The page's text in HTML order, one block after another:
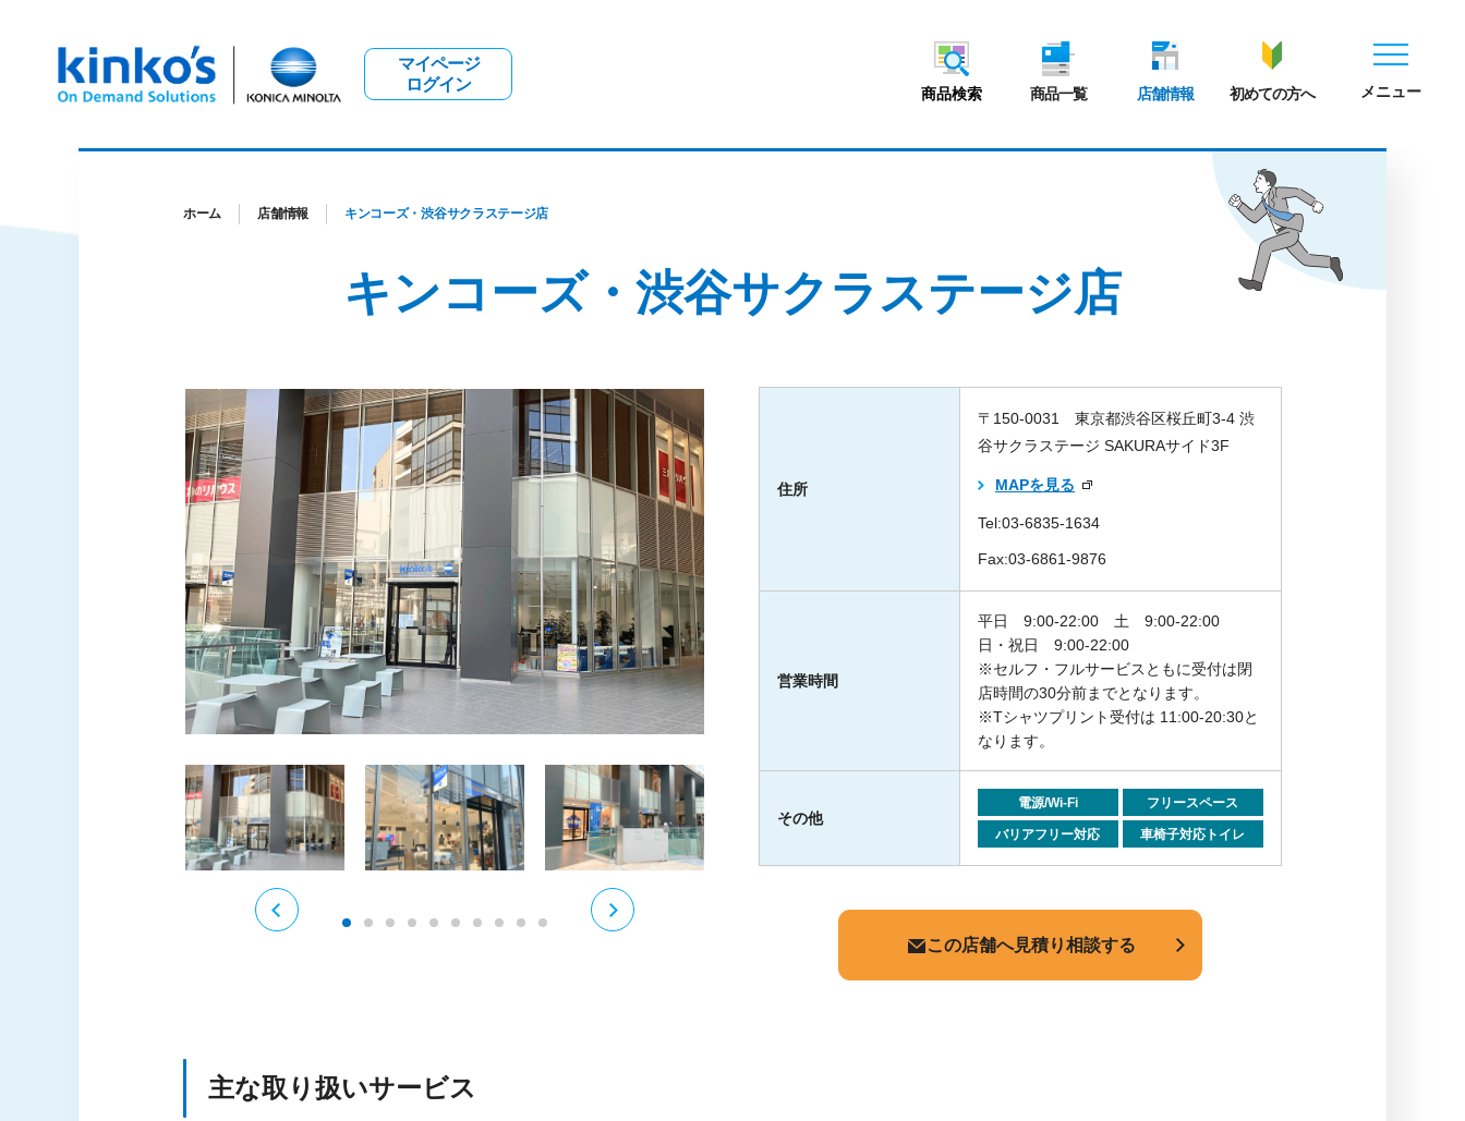
マイページ
ログイン
商品検索 商品一覧 店舗情報 初めての方へ メニュー
ホーム 店舗情報 キンコーズ・渋谷サクラステージ店
キンコーズ・渋谷サクラステージ店
住所
〒150-0031 東京都渋谷区桜丘町3-4 渋
谷サクラステージ SAKURAサイド3F
MAPを見る
Tel:03-6835-1634
Fax:03-6861-9876
営業時間
平日 9:00-22:00 土 9:00-22:00
日・祝日 9:00-22:00
※セルフ・フルサービスともに受付は閉
店時間の30分前までとなります。
※Tシャツプリント受付は 11:00-20:30と
なります。
その他
電源/Wi-Fi フリースペース
バリアフリー対応 車椅子対応トイレ
この店舗へ見積り相談する
主な取り扱いサービス